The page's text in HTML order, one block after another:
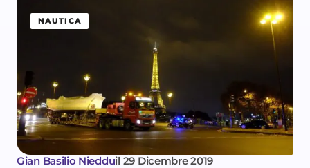
NAUTICA
Gian Basilio Niedduil 29 Dicembre 2019